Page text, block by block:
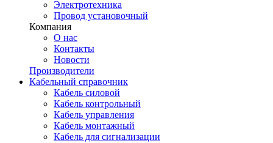
Электротехника
Провод установочный
Компания
О нас
Контакты
Новости
Производители
Кабельный справочник
Кабель силовой
Кабель контрольный
Кабель управления
Кабель монтажный
Кабель для сигнализации